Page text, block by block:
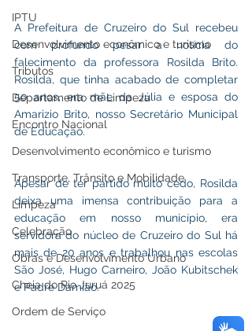
IPTU
Desenvolvimento econômico e turismo
Tributos
Departamento de Limpeza
Encontro Nacional
Desenvolvimento econômico e turismo
Transporte, Trânsito e Mobilidade
Limpeza
Celebração
Obras e Desenvolvimento Urbano
Cheia do Rio Juruá 2025
Ordem de Serviço
A Prefeitura de Cruzeiro do Sul recebeu
com profundo pesar a notícia do
falecimento da professora Rosilda Brito.
Rosilda, que tinha acabado de completar
50 anos, era mãe da Júlia e esposa do
Amarizio Brito, nosso Secretário Municipal
de Educação.
Apesar de ter partido muito cedo, Rosilda
deixa uma imensa contribuição para a
educação em nosso município, era
servidora do núcleo de Cruzeiro do Sul há
mais de 20 anos e trabalhou nas escolas
São José, Hugo Carneiro, João Kubitschek
e Padre Damião.